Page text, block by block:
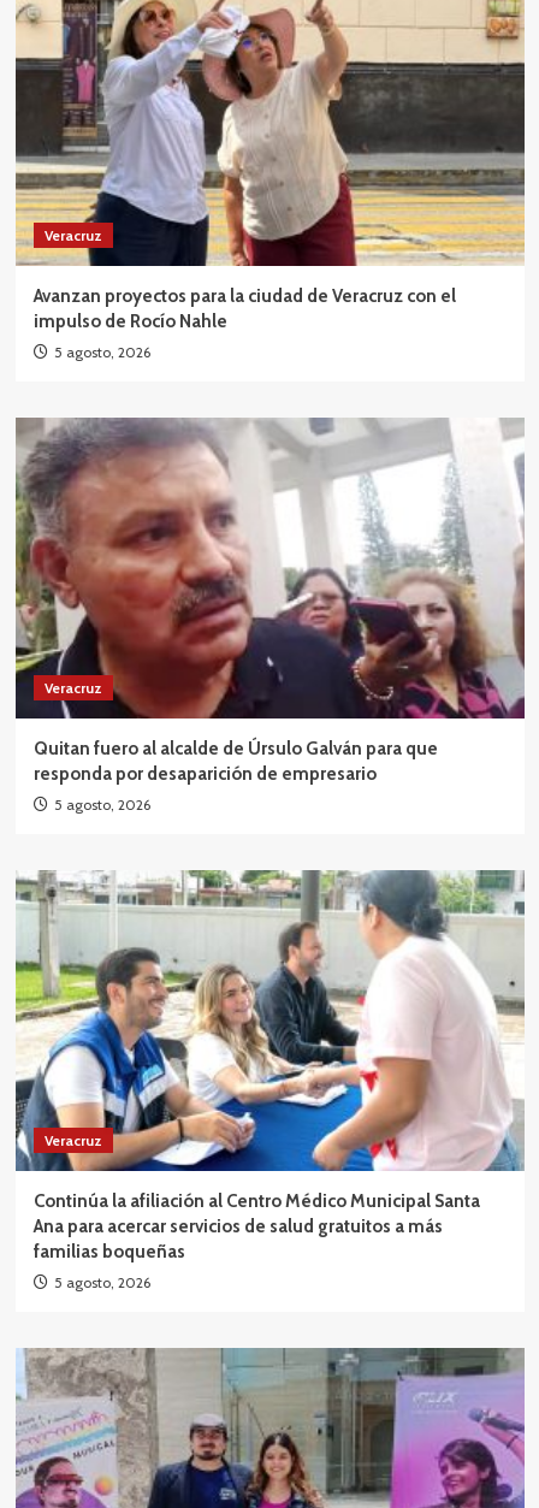
Veracruz
Avanzan proyectos para la ciudad de Veracruz con el
impulso de Rocío Nahle
5 agosto, 2026
Veracruz
Quitan fuero al alcalde de Úrsulo Galván para que
responda por desaparición de empresario
5 agosto, 2026
Veracruz
Continúa la afiliación al Centro Médico Municipal Santa
Ana para acercar servicios de salud gratuitos a más
familias boqueñas
5 agosto, 2026